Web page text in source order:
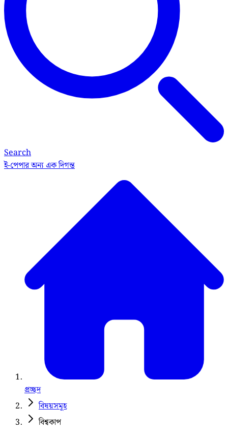
Search
ই-পেপারঅন্য এক দিগন্ত
প্রচ্ছদ
বিষয়সমূহ
বিশ্বকাপ